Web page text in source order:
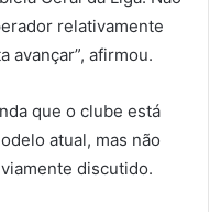
relativamente
avançar”, afirmou.
que o clube está
atual, mas não
discutido.